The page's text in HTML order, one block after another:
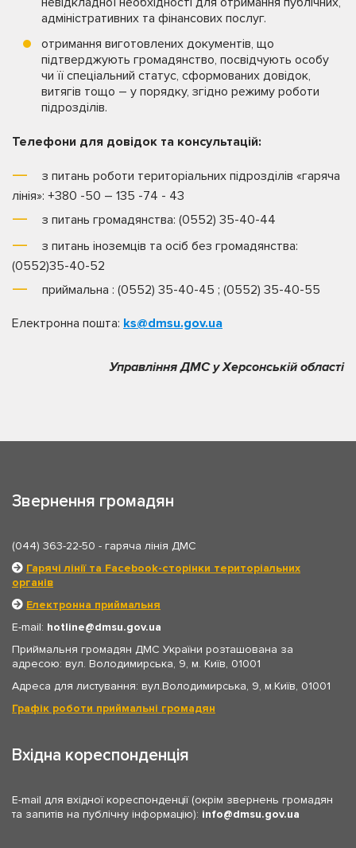
адміністративних та фінансових послуг.
отримання виготовлених документів, що
підтверджують громадянство, посвідчують особу
чи її спеціальний статус, сформованих довідок,
витягів тощо – у порядку, згідно режиму роботи
підрозділів.
Телефони для довідок та консультацій:
з питань роботи територіальних підрозділів «гаряча
лінія»: +380 -50 – 135 -74 - 43
з питань громадянства: (0552) 35-40-44
з питань іноземців та осіб без громадянства:
(0552)35-40-52
приймальна : (0552) 35-40-45 ; (0552) 35-40-55
Електронна пошта: ks@dmsu.gov.ua
Управління ДМС у Херсонській області
Звернення громадян
(044) 363-22-50 - гаряча лінія ДМС
Гарячі лінії та Facebook-сторінки територіальних
органів
Електронна приймальня
E-mail: hotline
dmsu.gov.ua
Приймальня громадян ДМС України розташована за
адресою: вул. Володимирська, 9, м. Київ, 01001
Адреса для листування: вул.Володимирська, 9, м.Київ, 01001
Графік роботи приймальні громадян
Вхідна кореспонденція
E-mail для вхідної кореспонденції (окрім звернень громадян
та запитів на публічну інформацію): info dmsu.gov.ua